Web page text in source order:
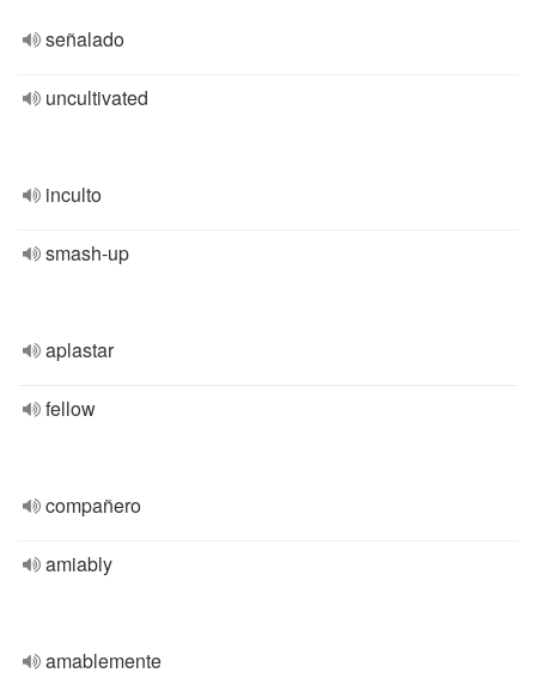
señalado
uncultivated
inculto
smash-up
aplastar
fellow
compañero
amiably
amablemente